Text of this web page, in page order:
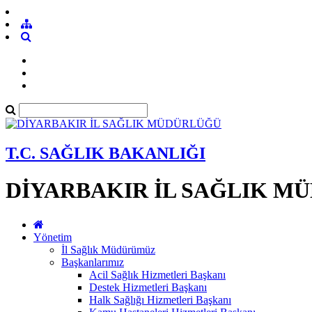
T.C. SAĞLIK BAKANLIĞI
DİYARBAKIR İL SAĞLIK
Yönetim
İl Sağlık Müdürümüz
Başkanlarımız
Acil Sağlık Hizmetleri Başkanı
Destek Hizmetleri Başkanı
Halk Sağlığı Hizmetleri Başkanı